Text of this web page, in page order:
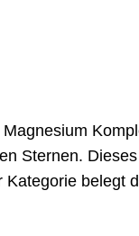
Sternen.
belegt